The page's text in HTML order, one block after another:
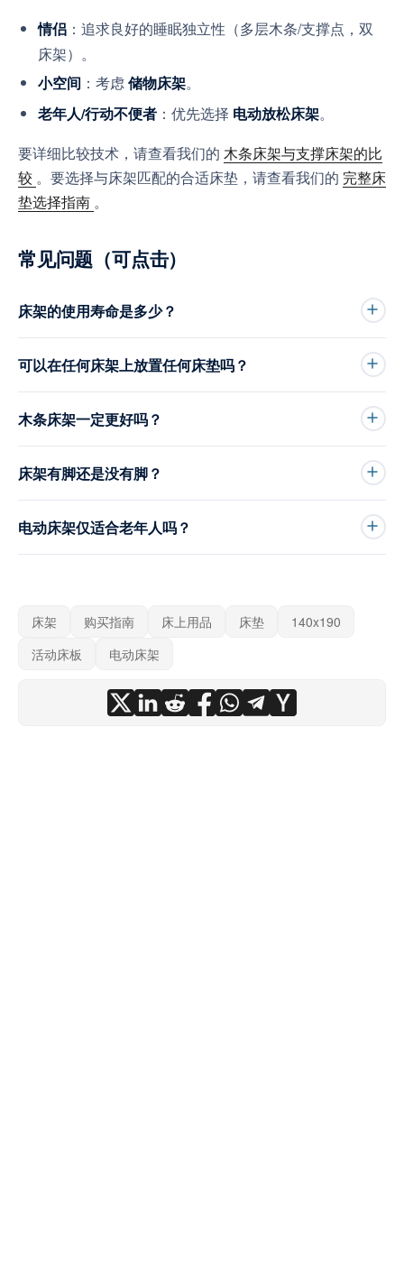
情侣 ：追求良好的睡眠独立性（多层木条/支撑点，双
床架）。
小空间 ：考虑储物床架。
老年人/行动不便者 ：优先选择 电动放松床架。
要详细比较技术，请查看我们的 木条床架与支撑床架的比
较 。要选择与床架匹配的合适床垫，请查看我们的 完整床
垫选择指南 。
常见问题（可点击）
床架的使用寿命是多少？
可以在任何床架上放置任何床垫吗？
木条床架一定更好吗？
床架有脚还是没有脚？
电动床架仅适合老年人吗？
床架 购买指南 床上用品 床垫
140x190
活动床板
电动床架